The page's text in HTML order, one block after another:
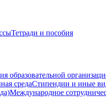
Тетради и пособия
образовательной
средаСтипендии и иные
Международное